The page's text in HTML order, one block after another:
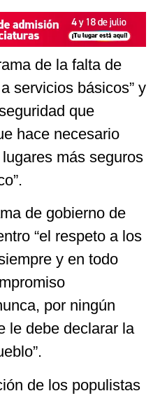
de la falta de
servicios básicos” y
que
hace necesario
más seguros
de gobierno de
“el respeto a los
y en todo
por ningún
le debe declarar la
de los populistas